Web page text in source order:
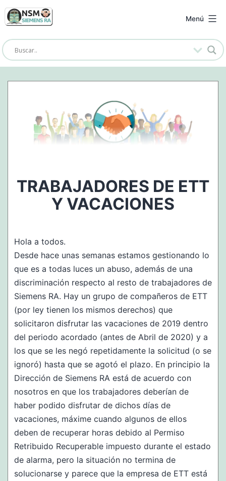
Saltar
NSM
RA
Menú
TRABAJADORES DE ETT
Y VACACIONES
Hola a todos.
Desde hace unas semanas estamos gestionando lo
que es a todas luces un abuso, además de una
discriminación respecto al resto de trabajadores de
Siemens RA. Hay un grupo de compañeros de ETT
(por ley tienen los mismos derechos) que
solicitaron disfrutar las vacaciones de 2019 dentro
del periodo acordado (antes de Abril de 2020) y a
los que se les negó repetidamente la solicitud (o se
ignoró) hasta que se agotó el plazo. En principio la
Dirección de Siemens RA está de acuerdo con
nosotros en que los trabajadores deberían de
haber podido disfrutar de dichos días de
vacaciones, máxime cuando algunos de ellos
deben de recuperar horas debido al Permiso
Retribuido Recuperable impuesto durante el estado
de alarma, pero la situación no termina de
solucionarse y parece que la empresa de ETT está